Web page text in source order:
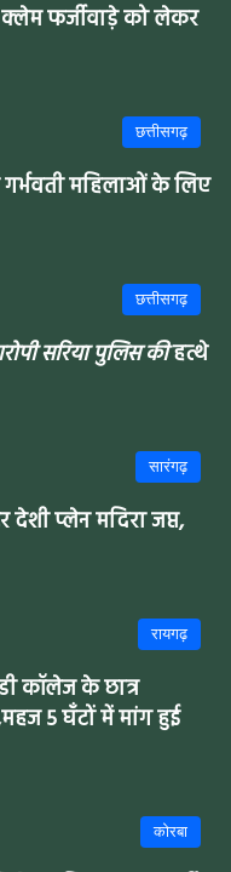
क्लेम फर्जीवाड़े को लेकर
छत्तीसगढ़
गर्भवती महिलाओं के लिए
छत्तीसगढ़
सरिया पुलिस कीहत्थे
सारंगढ़
प्लेन मदिरा जप्त,
रायगढ़
कॉलेज के छात्र
5 घँटों में मांग हुई
कोरबा